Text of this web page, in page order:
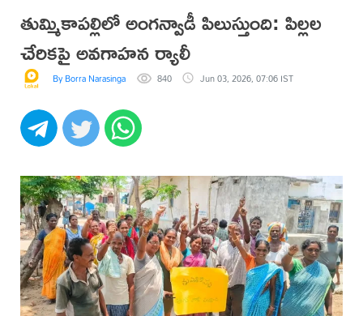
తుమ్మికాపల్లిలో అంగన్వాడీ పిలుస్తుంది: పిల్లల
చేరికపై అవగాహన ర్యాలీ
By Borra Narasingarao 840 Jun 03, 2026, 07:06 IST